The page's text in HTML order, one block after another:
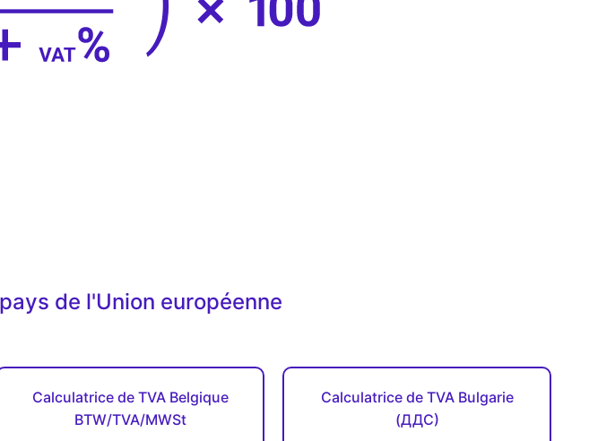
de l'Union européenne
Calculatrice de TVA Belgique
BTW/TVA/MWSt
Calculatrice de TVA Bulgarie
(ДДC)